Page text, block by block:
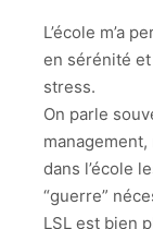
L’école m’a
en sérénité et
stress.
On parle
dans l’école
“guerre”
LSL est bien